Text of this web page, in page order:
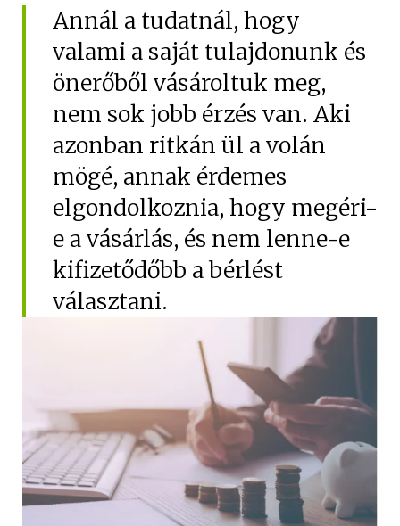
Hűtőautó bérlés
Feltételek
Szolgáltatások
Gy.i.k.
Blog
Annál a tudatnál, hogy
valami a saját tulajdonunk és
önerőből vásároltuk meg,
nem sok jobb érzés van. Aki
azonban ritkán ül a volán
mögé, annak érdemes
elgondolkoznia, hogy megéri-
e a vásárlás, és nem lenne-e
kifizetődőbb a bérlést
választani.